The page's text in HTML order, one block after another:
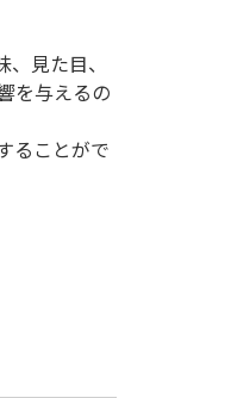
見た目、
を与えるの
ることがで